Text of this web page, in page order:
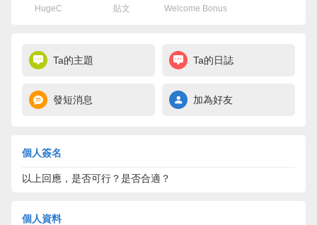
HugeC 貼文 Welcome Bonus
Ta的主題 Ta的日誌
發短消息 加為好友
個人簽名
以上回應，是否可行？是否合適？
個人資料